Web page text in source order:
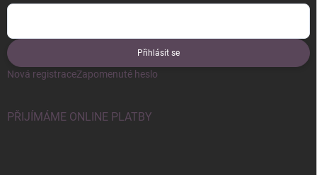
Přihlásit se
Nová registraceZapomenuté heslo
PŘIJÍMÁME ONLINE PLATBY